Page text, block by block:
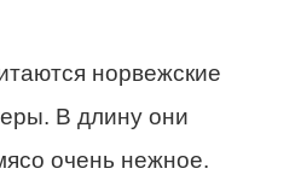
норвежские
В длину они
очень нежное.